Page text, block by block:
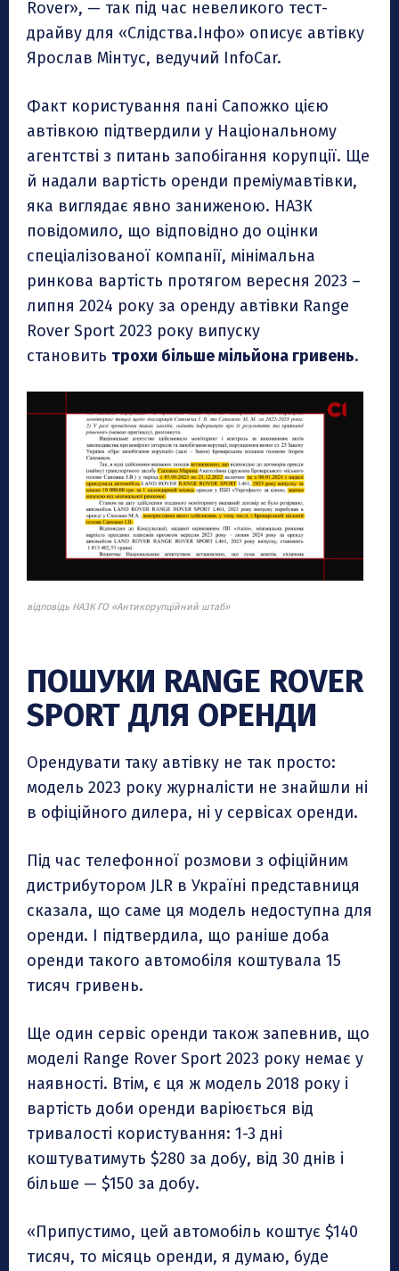
Rover», — так під час невеликого тест-
драйву для «Слідства.Інфо» описує автівку
Ярослав Мінтус, ведучий InfoCar.
Факт користування пані Сапожко цією
автівкою підтвердили у Національному
агентстві з питань запобігання корупції. Ще
й надали вартість оренди преміумавтівки,
яка виглядає явно заниженою. НАЗК
повідомило, що відповідно до оцінки
спеціалізованої компанії, мінімальна
ринкова вартість протягом вересня 2023 –
липня 2024 року за оренду автівки Range
Rover Sport 2023 року випуску
становить трохи більше мільйона гривень.
відповідь НАЗК ГО «Антикорупційний штаб»
ПОШУКИ RANGE ROVER
SPORT ДЛЯ ОРЕНДИ
Орендувати таку автівку не так просто:
модель 2023 року журналісти не знайшли ні
в офіційного дилера, ні у сервісах оренди.
Під час телефонної розмови з офіційним
дистрибутором JLR в Україні представниця
сказала, що саме ця модель недоступна для
оренди. І підтвердила, що раніше доба
оренди такого автомобіля коштувала 15
тисяч гривень.
Ще один сервіс оренди також запевнив, що
моделі Range Rover Sport 2023 року немає у
наявності. Втім, є ця ж модель 2018 року і
вартість доби оренди варіюється від
тривалості користування: 1-3 дні
коштуватимуть $280 за добу, від 30 днів і
більше — $150 за добу.
«Припустимо, цей автомобіль коштує $140
тисяч, то місяць оренди, я думаю, буде